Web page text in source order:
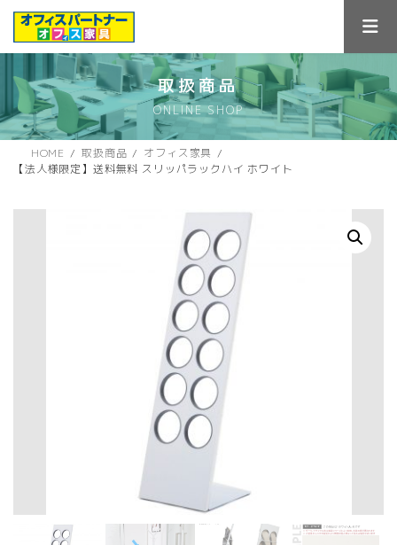
ス
キ
ン
に
取扱商品
ONLINE SHOP
HOME 取扱商品
オフィス家具
【法人様限定】送料無料 スリッパラックハイ ホワイト